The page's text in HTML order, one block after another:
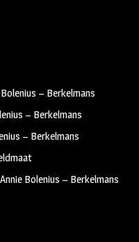
– Berkelmans
– Berkelmans
– Berkelmans
Bolenius – Berkelmans